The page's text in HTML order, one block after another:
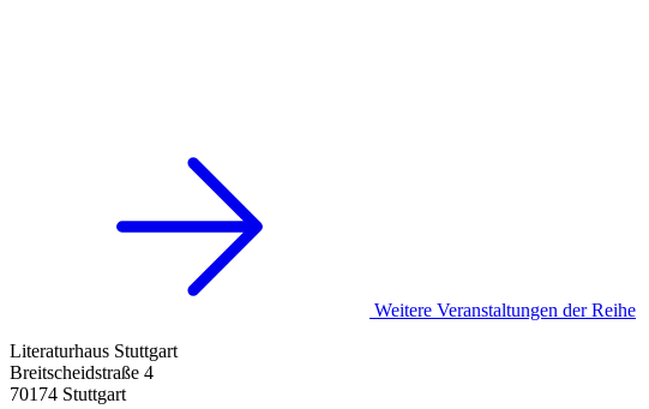
Weitere Veranstaltungen der Reihe
Literaturhaus Stuttgart
Breitscheidstraße 4
70174 Stuttgart